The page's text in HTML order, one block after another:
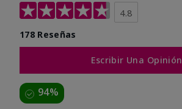
4.8
178 Reseñas
Escribir Una Opinión
94%